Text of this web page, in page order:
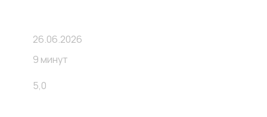
26.06.2026
9 минут
5,0